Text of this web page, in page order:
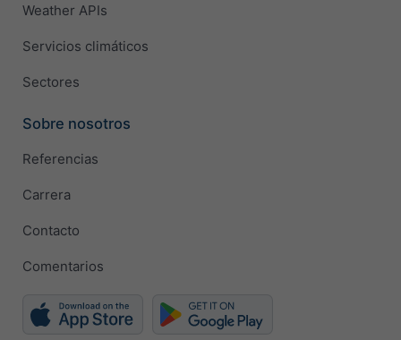
Weather APIs
Servicios climáticos
Sectores
Sobre nosotros
Referencias
Carrera
Contacto
Comentarios